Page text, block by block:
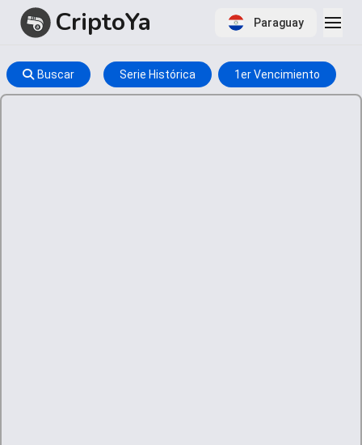
CriptoYa Paraguay
Buscar Serie Histórica 1er Vencimiento